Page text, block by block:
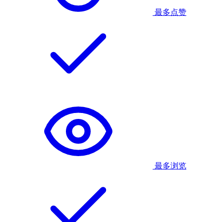
最多点赞
最多浏览